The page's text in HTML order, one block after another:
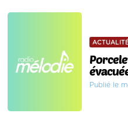
Publié le